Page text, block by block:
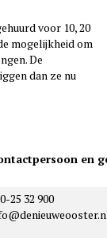
voor 10, 20
mogelijkheid om
De
dan ze nu
en
25 32 900